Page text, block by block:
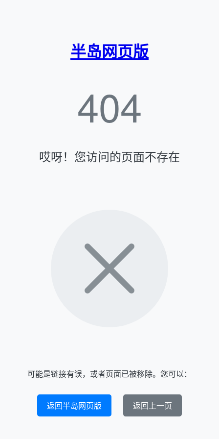
半岛网页版
404
哎呀！您访问的页面不存在
可能是链接有误，或者页面已被移除。您可以：
返回半岛网页版 返回上一页